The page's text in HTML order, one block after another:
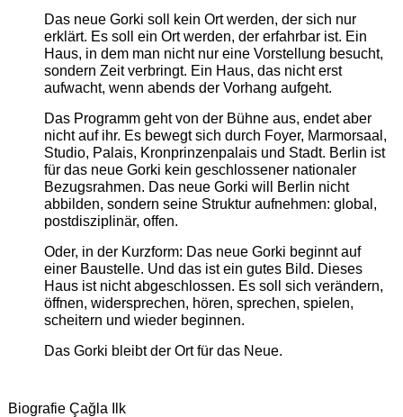
Das neue Gorki soll kein Ort werden, der sich nur
erklärt. Es soll ein Ort werden, der erfahrbar ist. Ein
Haus, in dem man nicht nur eine Vorstellung besucht,
sondern Zeit verbringt. Ein Haus, das nicht erst
aufwacht, wenn abends der Vorhang aufgeht.
Das Programm geht von der Bühne aus, endet aber
nicht auf ihr. Es bewegt sich durch Foyer, Marmorsaal,
Studio, Palais, Kronprinzenpalais und Stadt. Berlin ist
für das neue Gorki kein geschlossener nationaler
Bezugsrahmen. Das neue Gorki will Berlin nicht
abbilden, sondern seine Struktur aufnehmen: global,
postdisziplinär, offen.
Oder, in der Kurzform: Das neue Gorki beginnt auf
einer Baustelle. Und das ist ein gutes Bild. Dieses
Haus ist nicht abgeschlossen. Es soll sich verändern,
öffnen, widersprechen, hören, sprechen, spielen,
scheitern und wieder beginnen.
Das Gorki bleibt der Ort für das Neue.
Biografie Çağla Ilk